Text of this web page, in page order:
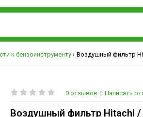
к бензоинструменту Воздушный фильтр
0 отзывов | Написать
Воздушный фильтр Hitachi /